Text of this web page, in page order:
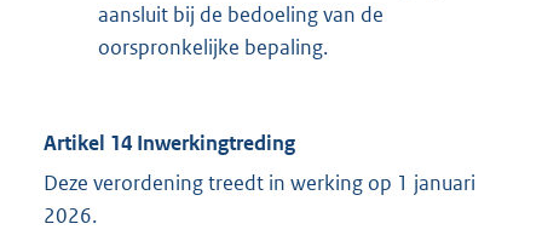
aansluit bij de bedoeling van de
oorspronkelijke bepaling.
Artikel 14 Inwerkingtreding
Deze verordening treedt in werking op 1 januari
2026.